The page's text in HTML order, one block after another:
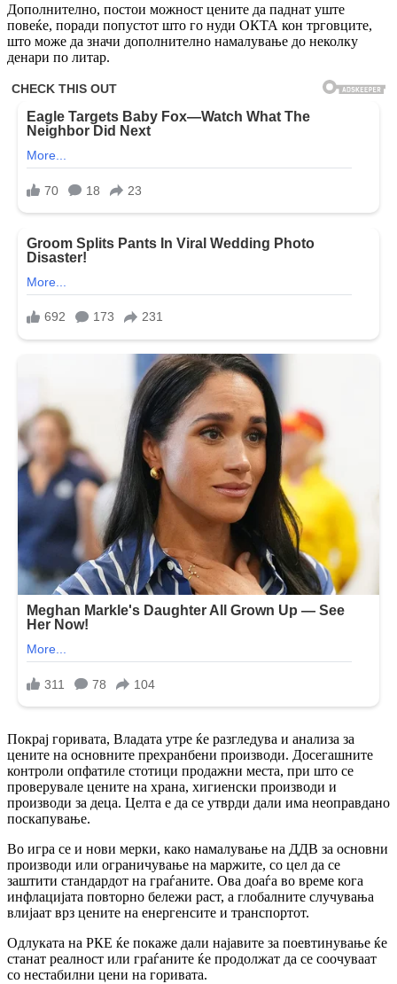
Дополнително, постои можност цените да паднат уште
повеќе, поради попустот што го нуди ОКТА кон трговците,
што може да значи дополнително намалување до неколку
денари по литар.
Покрај горивата, Владата утре ќе разгледува и анализа за
цените на основните прехранбени производи. Досегашните
контроли опфатиле стотици продажни места, при што се
проверувале цените на храна, хигиенски производи и
производи за деца. Целта е да се утврди дали има неоправдано
поскапување.
Во игра се и нови мерки, како намалување на ДДВ за основни
производи или ограничување на маржите, со цел да се
заштити стандардот на граѓаните. Ова доаѓа во време кога
инфлацијата повторно бележи раст, а глобалните случувања
влијаат врз цените на енергенсите и транспортот.
Одлуката на РКЕ ќе покаже дали најавите за поевтинување ќе
станат реалност или граѓаните ќе продолжат да се соочуваат
со нестабилни цени на горивата.